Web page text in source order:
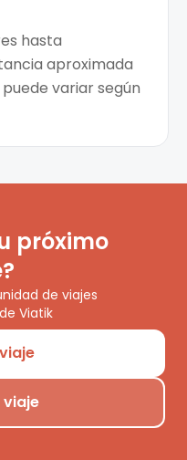
hasta
aproximada
variar según
próximo
de viajes
Viatik
viaje